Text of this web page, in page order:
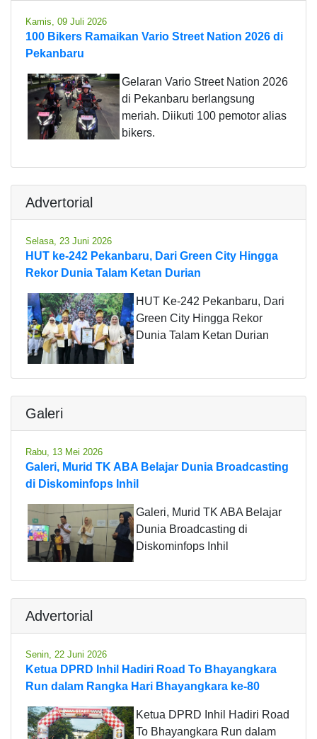
Kamis, 09 Juli 2026
100 Bikers Ramaikan Vario Street Nation 2026 di
Pekanbaru
Gelaran Vario Street Nation 2026
di Pekanbaru berlangsung
meriah. Diikuti 100 pemotor alias
bikers.
Advertorial
Selasa, 23 Juni 2026
HUT ke-242 Pekanbaru, Dari Green City Hingga
Rekor Dunia Talam Ketan Durian
HUT Ke-242 Pekanbaru, Dari
Green City Hingga Rekor
Dunia Talam Ketan Durian
Galeri
Rabu, 13 Mei 2026
Galeri, Murid TK ABA Belajar Dunia Broadcasting
di Diskominfops Inhil
Galeri, Murid TK ABA Belajar
Dunia Broadcasting di
Diskominfops Inhil
Advertorial
Senin, 22 Juni 2026
Ketua DPRD Inhil Hadiri Road To Bhayangkara
Run dalam Rangka Hari Bhayangkara ke-80
Ketua DPRD Inhil Hadiri Road
To Bhayangkara Run dalam